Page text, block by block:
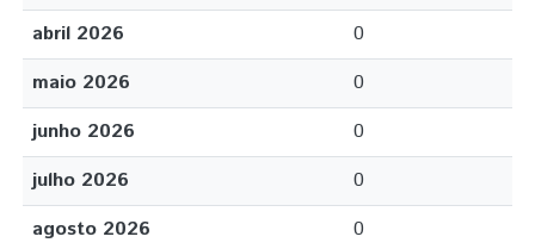
abril 2026
0
maio 2026
0
junho 2026
0
julho 2026
0
agosto 2026
0